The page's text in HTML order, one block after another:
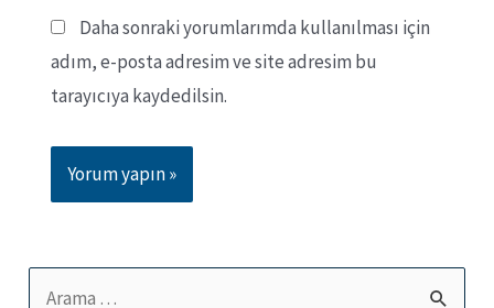
Daha sonraki yorumlarımda kullanılması için
adım, e-posta adresim ve site adresim bu
tarayıcıya kaydedilsin.